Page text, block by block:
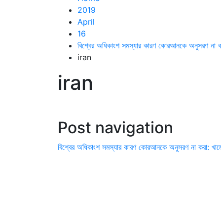
2019
April
16
বিশ্বের অধিকাংশ সমস্যার কারণ কোরআনকে অনুসরণ না
iran
iran
Post navigation
বিশ্বের অধিকাংশ সমস্যার কারণ কোরআনকে অনুসরণ না করা: